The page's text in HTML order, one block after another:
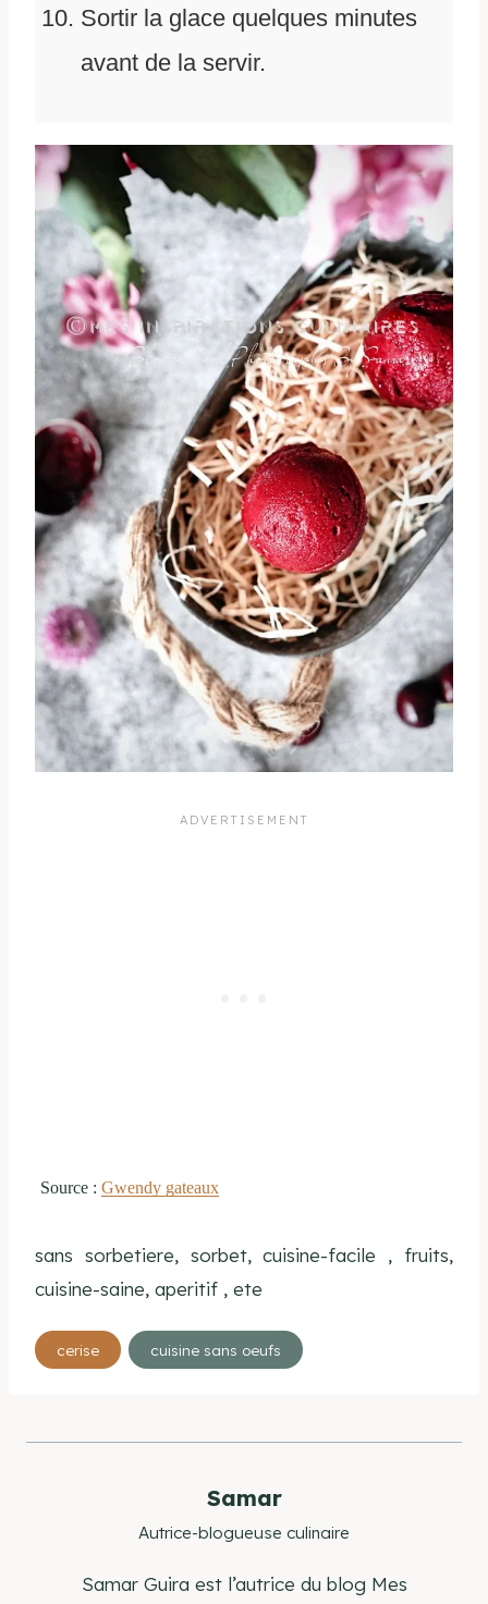
Sortir la glace quelques minutes
avant de la servir.
Source : Gwendy gateaux
sans sorbetiere, sorbet, cuisine-facile , fruits,
cuisine-saine, aperitif , ete
Étiquettes
de
publication :
cerise cuisine sans oeufs
Samar
Autrice-blogueuse culinaire
Samar Guira est l’autrice du blog Mes